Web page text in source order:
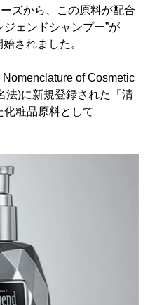
ズから、この原料が配合
ェンドシャンプー”が
されました。
of Cosmetic
法)に新規登録された「清
化粧品原料として